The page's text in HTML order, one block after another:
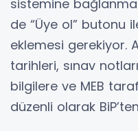
sistemine
de “Üye ol” butonu
eklemesi gerekiyor.
tarihleri, sınav
bilgilere ve MEB
düzenli olarak